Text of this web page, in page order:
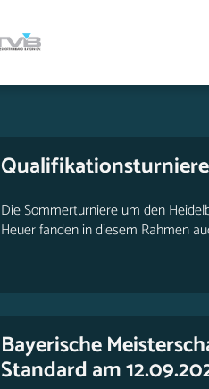
Die Sommerturniere um den
Heuer fanden in diesem Rahmen
Bayerische
Standard am